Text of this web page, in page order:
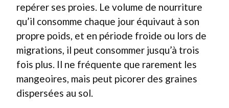
repérer ses proies. Le volume de nourriture
qu’il consomme chaque jour équivaut à son
propre poids, et en période froide ou lors de
migrations, il peut consommer jusqu’à trois
fois plus. Il ne fréquente que rarement les
mangeoires, mais peut picorer des graines
dispersées au sol.